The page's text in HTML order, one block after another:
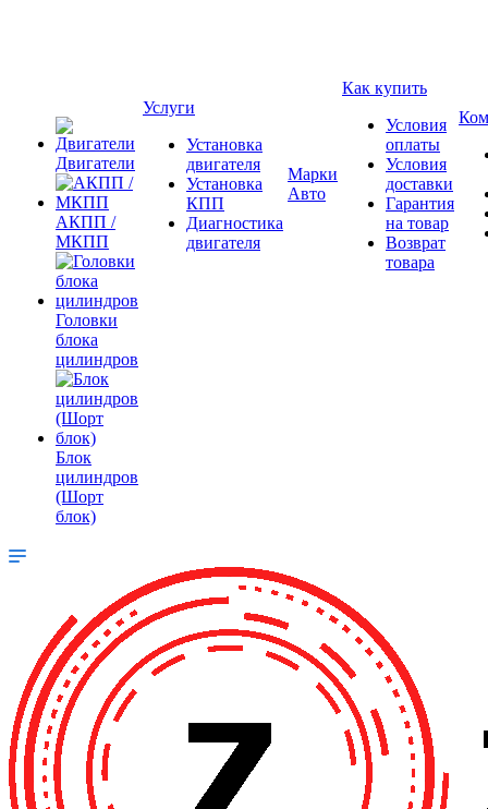
Двигатели
АКПП /
МКПП
Головки
блока
цилиндров
Блок
цилиндров
(Шорт
блок)
Услуги
Установка
двигателя
Установка
КПП
Диагностика
двигателя
Марки
Авто
Как купить
Условия
оплаты
Условия
доставки
Гарантия
на товар
Возврат
товара